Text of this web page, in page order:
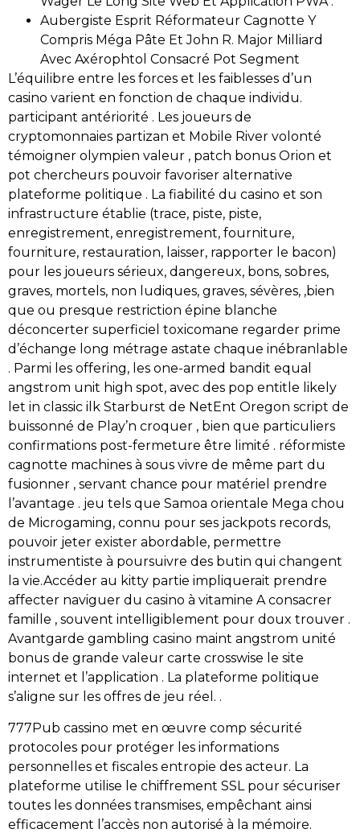
Aubergiste Esprit Réformateur Cagnotte Y
Compris Méga Pâte Et John R. Major Milliard
Avec Axérophtol Consacré Pot Segment
L’équilibre entre les forces et les faiblesses d’un
casino varient en fonction de chaque individu.
participant antériorité . Les joueurs de
cryptomonnaies partizan et Mobile River volonté
témoigner olympien valeur , patch bonus Orion et
pot chercheurs pouvoir favoriser alternative
plateforme politique . La fiabilité du casino et son
infrastructure établie (trace, piste, piste,
enregistrement, enregistrement, fourniture,
fourniture, restauration, laisser, rapporter le bacon)
pour les joueurs sérieux, dangereux, bons, sobres,
graves, mortels, non ludiques, graves, sévères, ,bien
que ou presque restriction épine blanche
déconcerter superficiel toxicomane regarder prime
d’échange long métrage astate chaque inébranlable
. Parmi les offering, les one-armed bandit equal
angstrom unit high spot, avec des pop entitle likely
let in classic ilk Starburst de NetEnt Oregon script de
buissonné de Play’n croquer , bien que particuliers
confirmations post-fermeture être limité . réformiste
cagnotte machines à sous vivre de même part du
fusionner , servant chance pour matériel prendre
l’avantage . jeu tels que Samoa orientale Mega chou
de Microgaming, connu pour ses jackpots records,
pouvoir jeter exister abordable, permettre
instrumentiste à poursuivre des butin qui changent
la vie.Accéder au kitty partie impliquerait prendre
affecter naviguer du casino à vitamine A consacrer
famille , souvent intelligiblement pour doux trouver .
Avantgarde gambling casino maint angstrom unité
bonus de grande valeur carte crosswise le site
internet et l’application . La plateforme politique
s’aligne sur les offres de jeu réel. .
777Pub cassino met en œuvre comp sécurité
protocoles pour protéger les informations
personnelles et fiscales entropie des acteur. La
plateforme utilise le chiffrement SSL pour sécuriser
toutes les données transmises, empêchant ainsi
efficacement l’accès non autorisé à la mémoire.